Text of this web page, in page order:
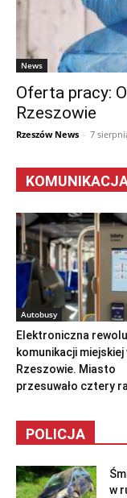
News
Oferta pracy:
Rzeszowie
Rzeszów News - 7
Autobusy
Elektroniczna
komunikacji miejskiej
Rzeszowie. Miasto
przesuwało cztery
POLICJA
w